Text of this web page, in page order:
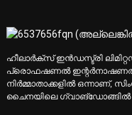
ഹീലാർക്സ് ഇൻഡസ്ട്രി
പ്രൊഫഷണൽ ഇന്റർനാഷണൽ
നിർമ്മാതാക്കളിൽ ഒന്നാണ്,
ചൈനയിലെ ഗ്വാങ്‌ഡോങ്ങിൽ